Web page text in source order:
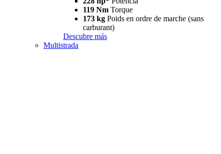
119 Nm Torque
173 kg Poids en ordre de marche (sans
carburant)
Descubre más
Multistrada